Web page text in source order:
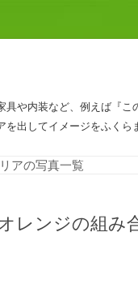
具や内装など、例えば『
を出してイメージをふくら
アの写真一覧
レンジの組み